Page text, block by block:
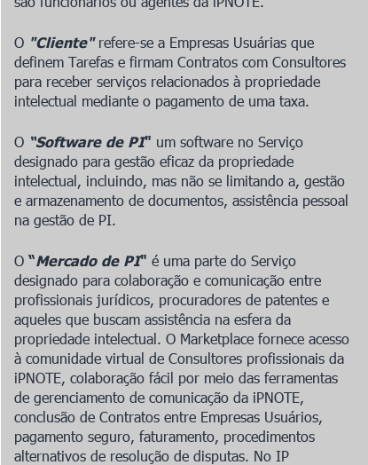
O "Cliente"refere-se a Empresas Usuárias que
definem Tarefas e firmam Contratos com Consultores
para receber serviços relacionados à propriedade
intelectual mediante o pagamento de uma taxa.
O “Software de PI" um software no Serviço
designado para gestão eficaz da propriedade
intelectual, incluindo, mas não se limitando a, gestão
e armazenamento de documentos, assistência pessoal
na gestão de PI.
O “Mercado de PI" é uma parte do Serviço
designado para colaboração e comunicação entre
profissionais jurídicos, procuradores de patentes e
aqueles que buscam assistência na esfera da
propriedade intelectual. O Marketplace fornece acesso
à comunidade virtual de Consultores profissionais da
iPNOTE, colaboração fácil por meio das ferramentas
de gerenciamento de comunicação da iPNOTE,
conclusão de Contratos entre Empresas Usuários,
pagamento seguro, faturamento, procedimentos
alternativos de resolução de disputas. No IP